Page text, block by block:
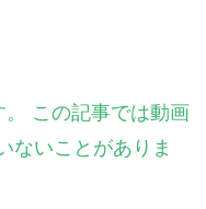
この記事では動画
ないことがありま